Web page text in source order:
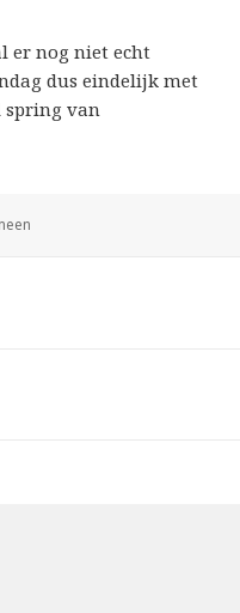
er nog niet echt
dus eindelijk met
spring van